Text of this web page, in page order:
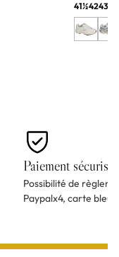
41½4243
Paiement sécurisé
Possibilité de
Paypalx4, carte